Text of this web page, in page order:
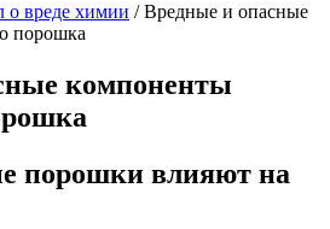
о вреде химии /Вредные и опасные
порошка
компоненты
порошки влияют на